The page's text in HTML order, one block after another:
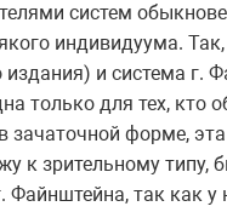
систем
индивидуума.
и система г.
только для тех, кто
зачаточной форме,
к зрительному
Файнштейна, так как